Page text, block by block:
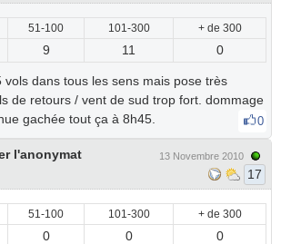
51-100 101-300 + de 300
9 11 0
dans tous les sens mais pose très
de retours / vent de sud trop fort. dommage
gachée tout ça à 8h45.
0
l'anonymat
13 Novembre 2010
17
51-100 101-300 + de 300
0 0 0